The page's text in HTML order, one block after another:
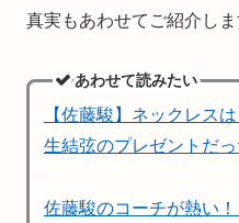
真実もあわせてご紹介しま
あわせて読みたい
【佐藤駿】ネックレス
生結弦のプレゼントだっ
佐藤駿のコーチが熱い